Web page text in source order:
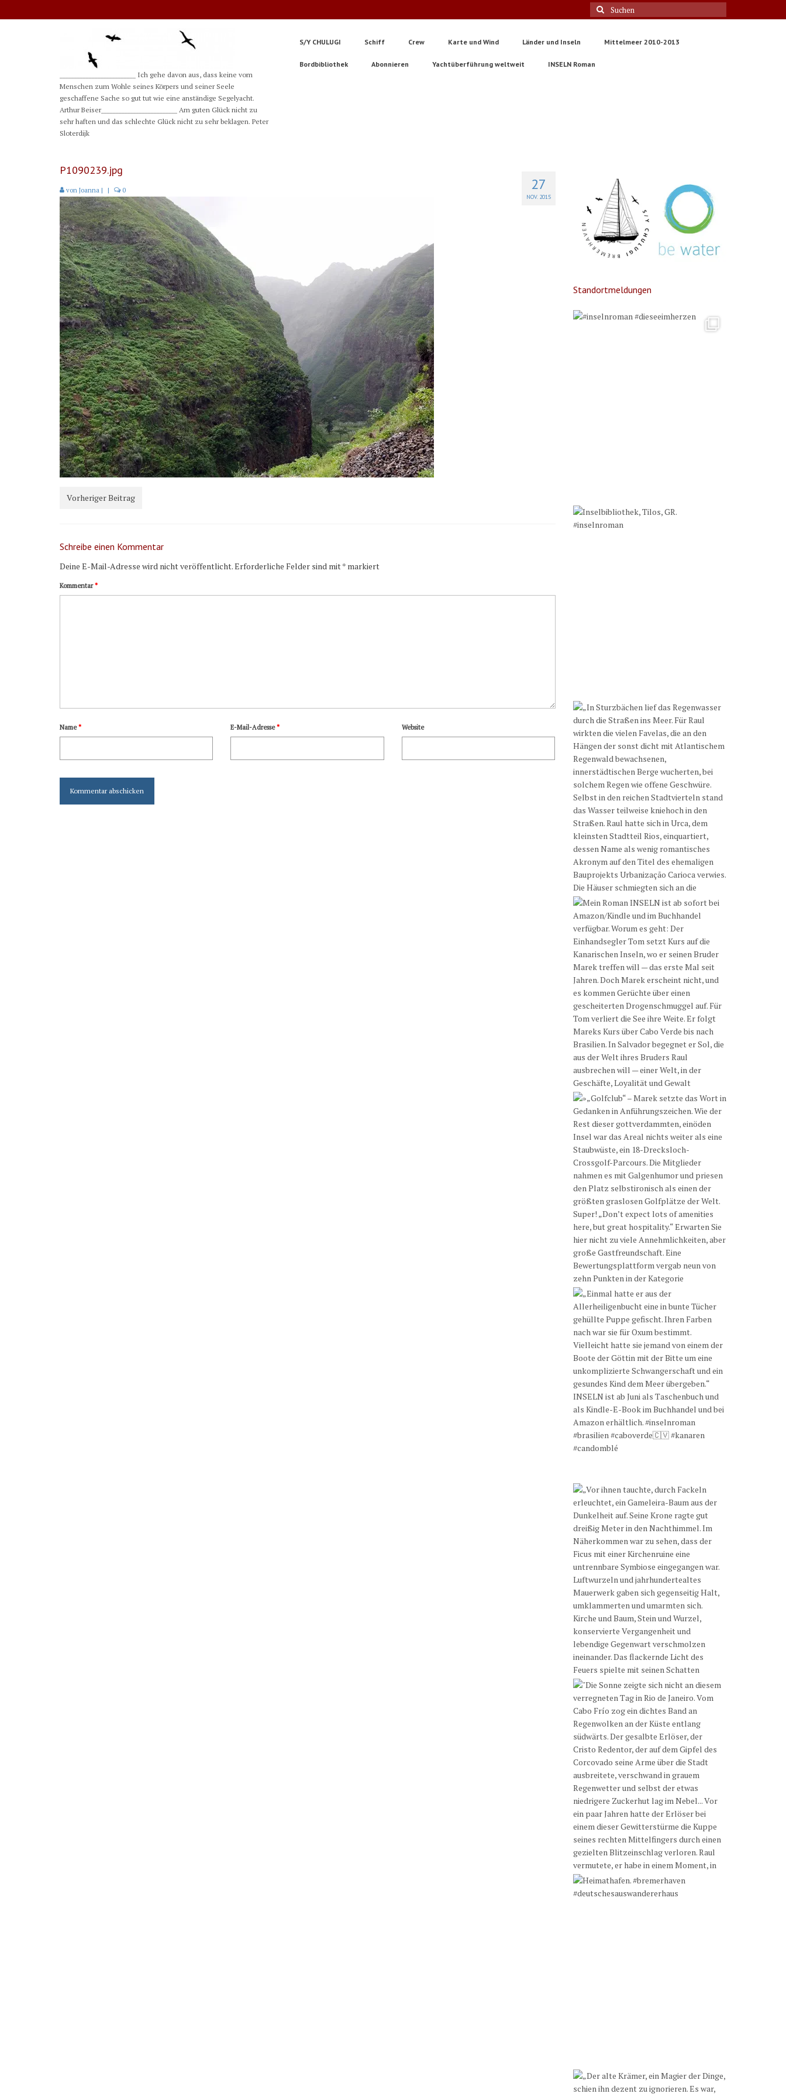
Suche
nach:
__________________________ Ich gehe davon aus, dass keine vom
Menschen zum Wohle seines Körpers und seiner Seele
geschaffene Sache so gut tut wie eine anständige Segelyacht.
Arthur Beiser__________________________ Am guten Glück nicht zu
sehr haften und das schlechte Glück nicht zu sehr beklagen. Peter
Sloterdijk
S/Y CHULUGI Schiff Crew Karte und Wind Länder und Inseln Mittelmeer 2010-2013
Bordbibliothek Abonnieren Yachtüberführung weltweit INSELN Roman
27
NOV. 2015
P1090239.jpg
von Joanna | | 0
Vorheriger Beitrag
Schreibe einen Kommentar
Deine E-Mail-Adresse wird nicht veröffentlicht.Erforderliche Felder sind mit* markiert
Kommentar*
Name* E-Mail-Adresse* Website
Standortmeldungen